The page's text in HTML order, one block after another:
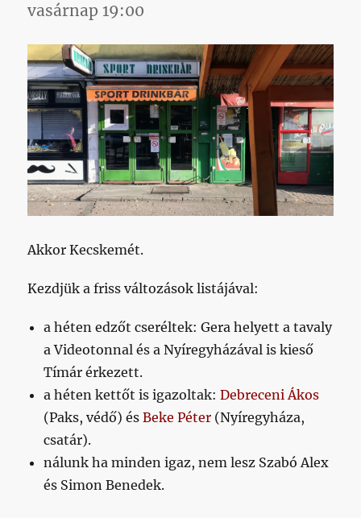
vasárnap 19:00
Akkor Kecskemét.
Kezdjük a friss változások listájával:
a héten edzőt cseréltek: Gera helyett a tavaly
a Videotonnal és a Nyíregyházával is kieső
Tímár érkezett.
a héten kettőt is igazoltak:Debreceni Ákos
(Paks, védő) ésBeke Péter (Nyíregyháza,
csatár).
nálunk ha minden igaz, nem lesz Szabó Alex
és Simon Benedek.